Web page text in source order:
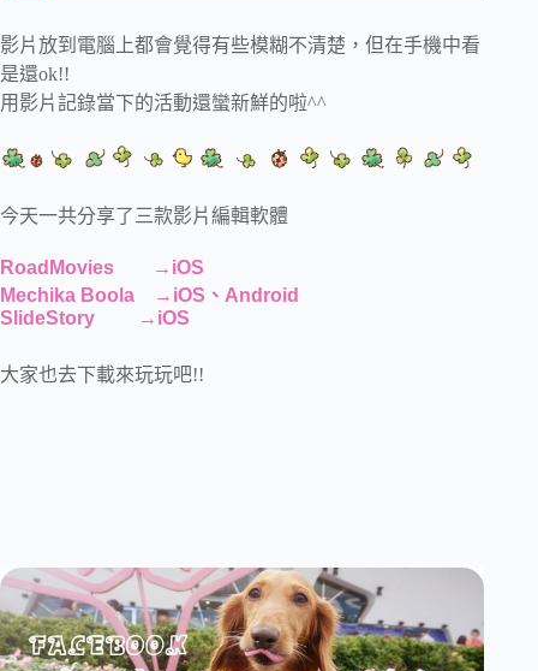
影片放到電腦上都會覺得有些模糊不清楚，但在手機中看
是還ok!!
用影片記錄當下的活動還蠻新鮮的啦^^
今天一共分享了三款影片編輯軟體
RoadMovies →iOS
Mechika Boola →iOS、Android
SlideStory →iOS
大家也去下載來玩玩吧!!